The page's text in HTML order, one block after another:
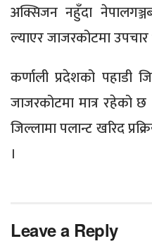
अक्सिजन नहुँदा
ल्याएर जाजरकोटमा
कर्णाली प्रदेशको पहाडी
जाजरकोटमा मात्र रहेको
जिल्लामा पलान्ट खरिद
।
Leave a Reply